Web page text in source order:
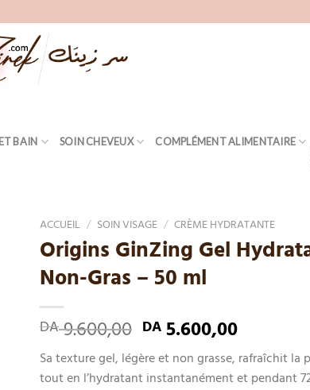
BAIN SOIN CHEVEUX
COMPLÉMENT ALIMENTAIRE
ACCUEIL / SOIN VISAGE / CRÈME HYDRATANTE
Origins GinZing Gel
Non-Gras – 50 ml
DA9.600,00 DA 5.600,00
Sa texture gel, légère et non grasse, rafraîchit la
tout en l’hydratant instantanément et pendant